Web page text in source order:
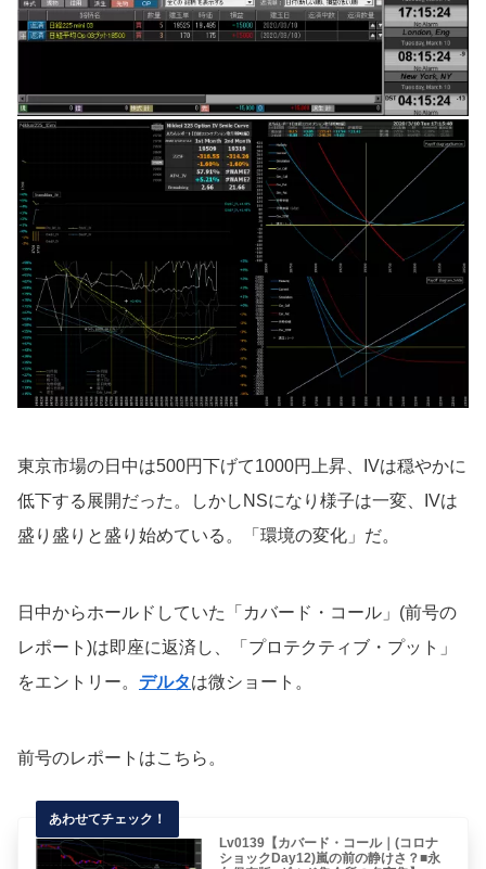
東京市場の日中は500円下げて1000円上昇、IVは穏やかに
低下する展開だった。しかしNSになり様子は一変、IVは
盛り盛りと盛り始めている。「環境の変化」だ。
日中からホールドしていた「カバード・コール」(前号の
レポート)は即座に返済し、「プロテクティブ・プット」
をエントリー。 デルタは微ショート。
前号のレポートはこちら。
Lv0139【カバード・コール｜(コロナ
ショックDay12)嵐の前の静けさ？■永